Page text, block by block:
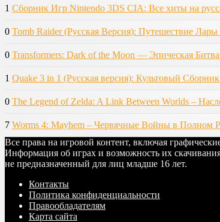
1 Сборник Игр Nintendo 3DS CIA: Все хиты на
0 Tomb Raider (Русская Версия): Путешествие Лары
0 Transformers: Dark of the Moon — Эпическая
1 Quake 3 in 1 (Русская версия): Культовый
0 The Legend of Zelda: A Link Between Worlds –
7 Worms 4: Mayhem – Червячные Войны в Полном
Все права на игровой контент, включая
Информация об играх и возможность их
не предназначенный для лиц младше 16 лет.
Контакты
Политика конфиденциальности
Правообладателям
Карта сайта